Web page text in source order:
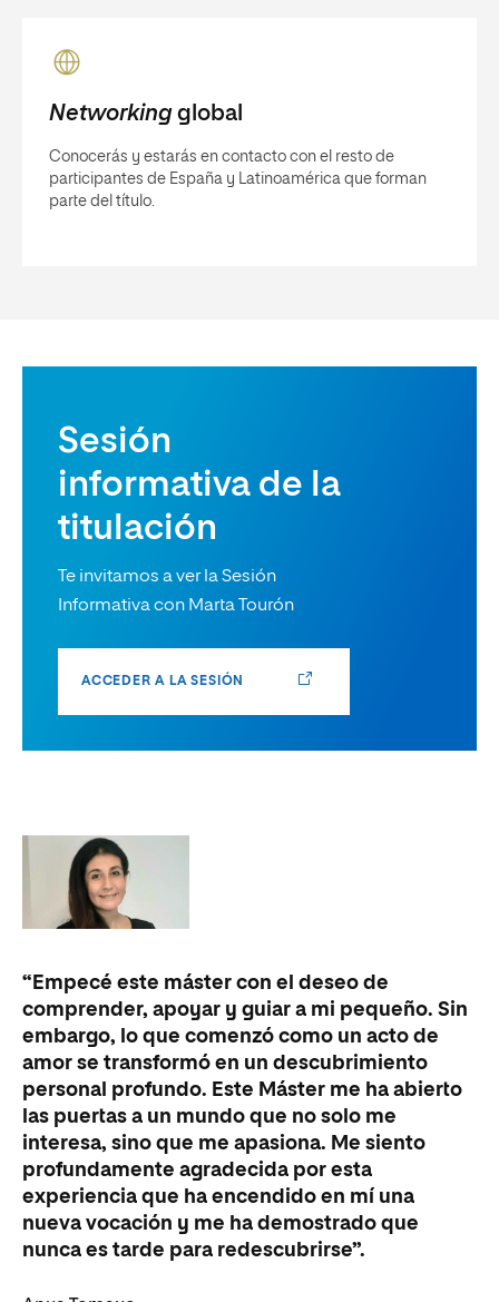
Networkingglobal
Conocerás y estarás en contacto con el resto de
participantes de España y Latinoamérica que forman
parte del título.
Sesión
informativa de la
titulación
Te invitamos a ver la Sesión
Informativa con Marta Tourón
ACCEDER A LA SESIÓN
“Empecé este máster con el deseo de
comprender, apoyar y guiar a mi pequeño. Sin
embargo, lo que comenzó como un acto de
amor se transformó en un descubrimiento
personal profundo. Este Máster me ha abierto
las puertas a un mundo que no solo me
interesa, sino que me apasiona. Me siento
profundamente agradecida por esta
experiencia que ha encendido en mí una
nueva vocación y me ha demostrado que
nunca es tarde para redescubrirse”.